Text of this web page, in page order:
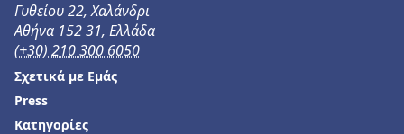
Γυθείου 22, Χαλάνδρι
Αθήνα 152 31, Ελλάδα
(+30) 210 300 6050
Σχετικά με Εμάς
Press
Κατηγορίες